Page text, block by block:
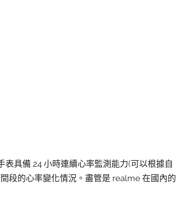
具備 24 小時連續心率監測能力(可以根據自
段的心率變化情況。盡管是 realme 在國內的